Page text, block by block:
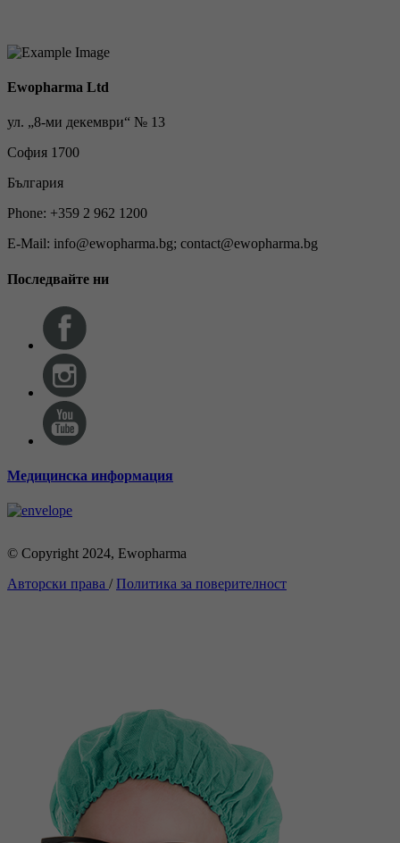
Ewopharma Ltd
ул. „8-ми декември“ № 13
София 1700
България
Phone: +359 2 962 1200
E-Mail: info@ewopharma.bg; contact@ewopharma.bg
Последвайте ни
Медицинска информация
© Copyright 2024, Ewopharma
Авторски права /Политика за поверителност